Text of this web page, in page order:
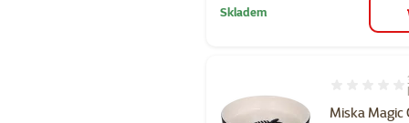
Skladem
Miska Magic
Hodnocení